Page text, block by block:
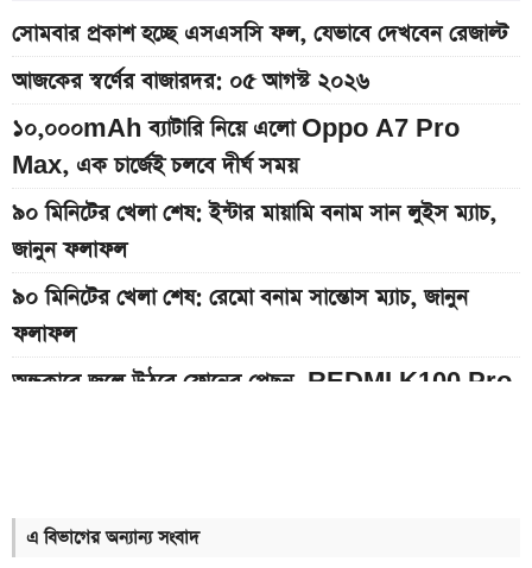
সোমবার প্রকাশ হচ্ছে এসএসসি ফল, যেভাবে দেখবেন রেজাল্ট
আজকের স্বর্ণের বাজারদর: ০৫ আগস্ট ২০২৬
১০,০০০mAh ব্যাটারি নিয়ে এলো Oppo A7 Pro
Max, এক চার্জেই চলবে দীর্ঘ সময়
৯০ মিনিটের খেলা শেষ: ইন্টার মায়ামি বনাম সান লুইস ম্যাচ,
জানুন ফলাফল
৯০ মিনিটের খেলা শেষ: রেমো বনাম সান্তোস ম্যাচ, জানুন
ফলাফল
অন্ধকারে জ্বলে উঠবে ফোনের পেছন, REDMI K100 Pro
১২ আগস্ট আসছে Realme 16x 5G, ৭,০০০mAh
ব্যাটারিসহ সম্ভাব্য দাম
এ বিভাগের অন্যান্য সংবাদ